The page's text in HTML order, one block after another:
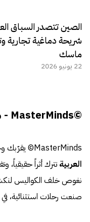
الصين تتصدر السباق
شريحة دماغية تجارية
ماسك
22 يونيو 2026
©MasterMinds - ماستر مايندز
MasterMinds© يقرّبك وجهاً لوجه من
العربية تترك أثراً
نغوص خلف الكواليس
صنعت رحلات استثنائية، في